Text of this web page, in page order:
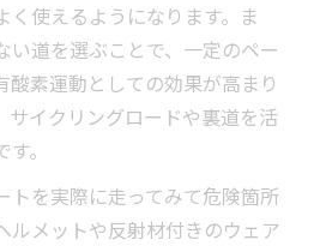
く使えるようになります。ま
い道を選ぶことで、一定のペー
酸素運動としての効果が高まり
サイクリングロードや裏道を活
。
トを実際に走ってみて危険箇所
ルメットや反射材付きのウェア